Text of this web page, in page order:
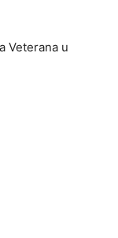
Veterana u